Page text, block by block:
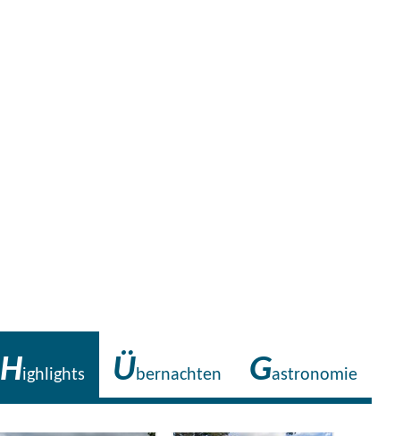
Highlights Übernachten Gastronomie